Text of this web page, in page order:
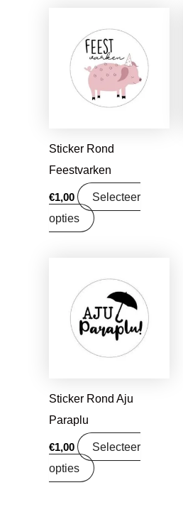
Sticker Rond
Feestvarken
€1,00
Selecteer
opties
Sticker Rond Aju
Paraplu
€1,00
Selecteer
opties